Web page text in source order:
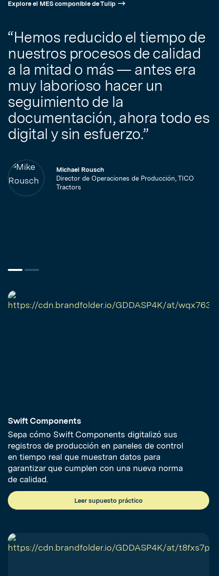
Explore el MES componible de Tulip
“Hemos reducido el tiempo de
nuestros procesos de calidad
a la mitad o más — antes era
muy laborioso hacer un
seguimiento de la
documentación, ahora todo es
digital y sin esfuerzo.”
Michael Rousch
Director de Operaciones de Producción, TICO
Tractors
Swift Components
Sepa cómo Swift Components digitalizó sus
registros de producción en paneles de control
en tiempo real que muestran datos para
garantizar que cumplen con una nueva norma
de calidad.
Leer supuesto práctico